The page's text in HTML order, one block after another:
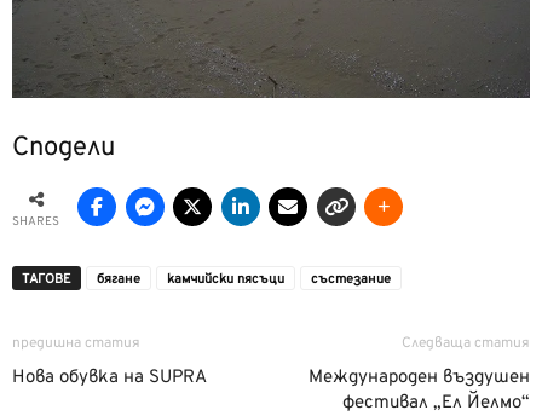
Сподели
SHARES
ТАГОВЕ бягане камчийски пясъци състезание
предишна статия
Нова обувка на SUPRA
Следваща статия
Международен въздушен
фестивал „Ел Йелмо“